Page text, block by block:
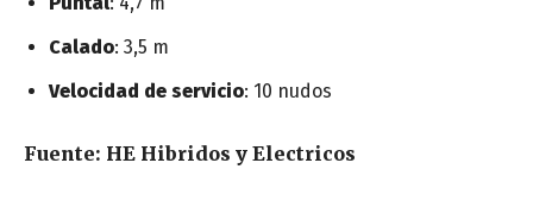
Calado: 3,5 m
Velocidad de servicio: 10 nudos
Fuente: HE Hibridos y Electricos